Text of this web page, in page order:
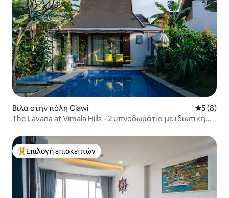
Βίλα στην πόλη Ciawi Μέση
5 (8)
The Lavana at Vimala Hills - 2 υπνοδωμάτια με ιδιωτική
Κορυφαία επιλογή επισκεπτών
Επιλογή επισκεπτών